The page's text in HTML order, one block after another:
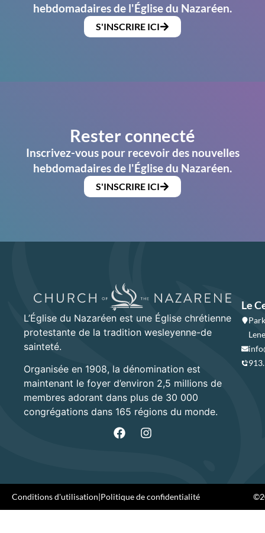
hebdomadaires de l'Église du Nazaréen.
S'INSCRIRE ICI
Rester connecté
Inscrivez-vous pour recevoir des nouvelles
hebdomadaires de l'Église du Nazaréen.
S'INSCRIRE ICI
L’Église du Nazaréen est une Église chrétienne
protestante de la tradition wesleyenne-de
sainteté.
Organisée en 1908, la dénomination est
maintenant le foyer d’environ 2,5 millions de
membres adorant dans plus de 30 000
congrégations dans 165 régions du monde.
Le
Conditions d'utilisation Politique de confidentialité